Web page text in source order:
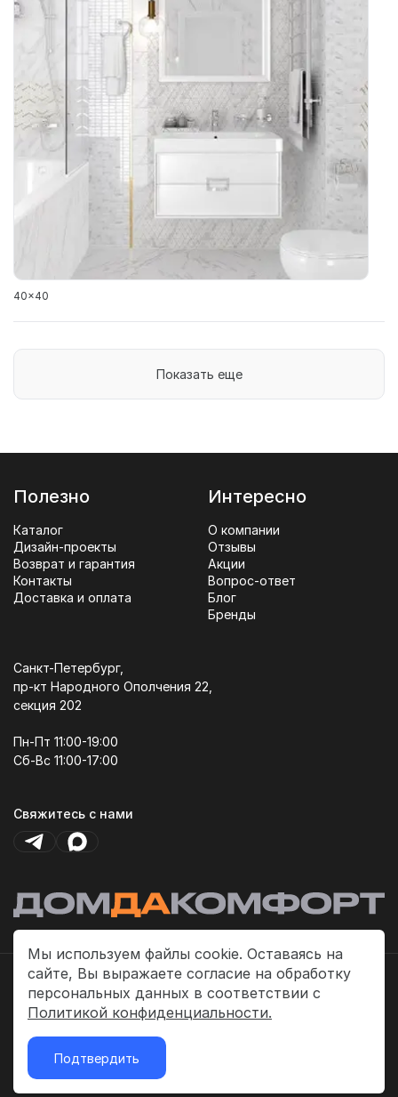
Мы используем файлы cookie. Оставаясь на
сайте, Вы выражаете согласие на обработку
персональных данных в соответствии с
Политикой конфиденциальности.
Подтвердить
40x40
Показать еще
Полезно
Каталог
Дизайн-проекты
Возврат и гарантия
Контакты
Доставка и оплата
Интересно
О компании
Отзывы
Акции
Вопрос-ответ
Блог
Бренды
Санкт-Петербург,
пр-кт Народного Ополчения 22,
секция 202
Пн-Пт 11:00-19:00
Сб-Вс 11:00-17:00
Свяжитесь с нами
Политика платежей
Политика конфиденциальности
2026 © «ДомДаКомфорт»